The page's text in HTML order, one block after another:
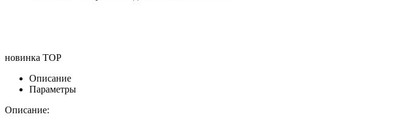
новинка TOP
Описание
Параметры
Описание: